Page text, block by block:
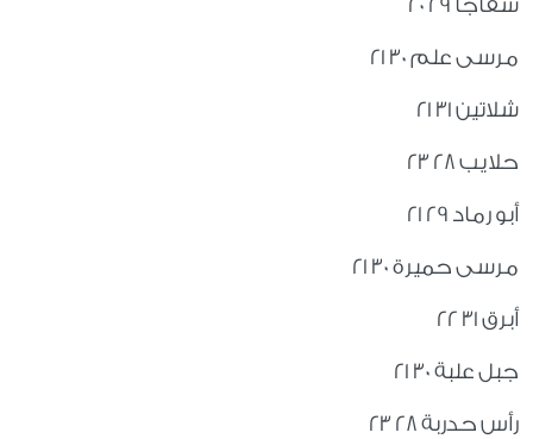
سفاجا 29 20
مرسى علم 30 21
شلاتين 31 21
حلايب 28 23
أبو رماد 29 21
مرسى حميرة 30 21
أبرق 31 22
جبل علبة 30 21
رأس حدربة 28 23